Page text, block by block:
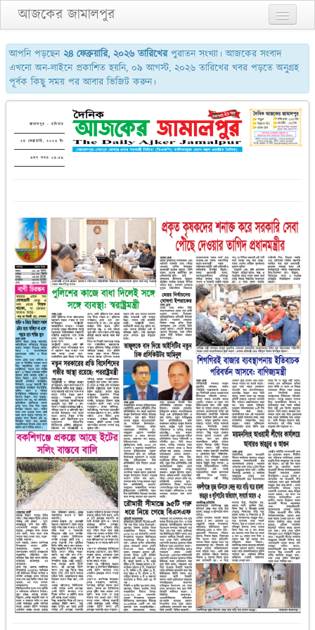
আজকের জামালপুর
প্রথম পাতা
২য় পাতা
৩য় পাতা
শেষের পাতা
আমাদের সম্পর্কে
পুরাতন সংখ্যা
আপনি পড়ছেন ২৪ ফেব্রুয়ারি, ২০২৬ তারিখেরপুরাতন সংখ্যা। আজকের সংবাদ
এখনো অন-লাইনে প্রকাশিত হয়নি, ০৯ আগস্ট, ২০২৬ তারিখের খবর পড়তে অনুগ্রহ
পূর্বক কিছু সময় পর আবার ভিজিট করুন।
জামালপুর - রবিবার
২৪ ফেব্রুয়ারি, ২০২৬ ইং
এখন সময় ০৪:৫৯